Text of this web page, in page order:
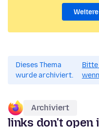
Dieses Thema
wurde archiviert.
Bitte
Archiviert
links don't open